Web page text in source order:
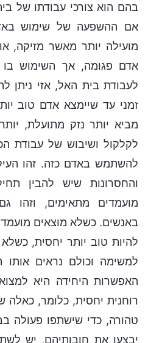
בהם הוא צורכי עבודתו של
אם ההשפעה של שימוש
מועילה יותר מאשר מזיקה,
אדם פגומה, אך השימוש בו
לעבודת בית האל, אזי ניתן
זמני עד שיימצא אדם טוב
מביא יותר נזק מתועלת,
לקלקול ושיבוש של עבודת
להשתמש באדם כזה. זהו
והחסרונות שיש להבין
מועמדים מתאימים, וזהו
באנשים. כשלא מוצאים
להיות טוב יותר יחסית,
למשימה וכולם נראים
האפשרות היחידה היא
רוחנית יחסית, כלומר,
טהורה, כדי שישתפו פעולה
יבצעו את חובותיהם, יש